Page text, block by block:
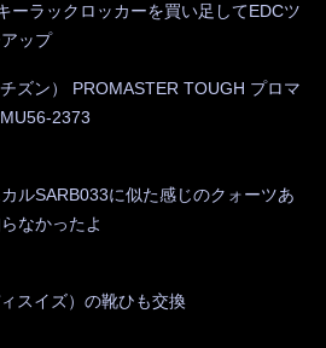
ーラックロッカーを買い足してEDCツ
ップ
ズン） PROMASTER TOUGH プロマ
2373
ルSARB033に似た感じのクォーツあ
なかったよ
スイズ）の靴ひも交換